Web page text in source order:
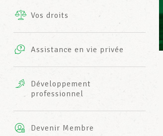
INFO-CENTER
Vos droits
Assistance en vie privée
complémentaires
AXA
Développement
professionnel
Devenir Membre